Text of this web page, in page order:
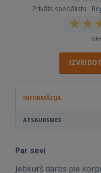
Privāts speciālists ·
INFORMĀCIJA
ATSAUKSMES
Par sevi
Jebkurš darbs pie